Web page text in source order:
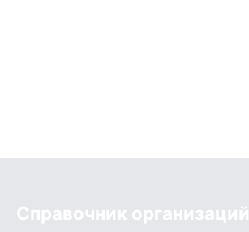
Справочник организаций